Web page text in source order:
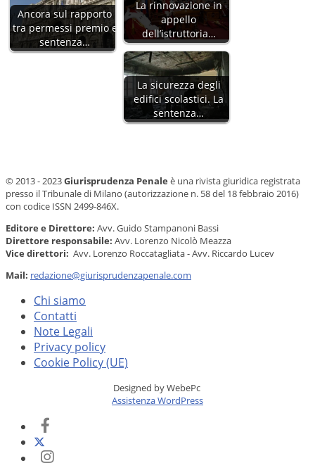
Ancora sul rapporto
tra permessi premio e
sentenza…
La rinnovazione in
appello
dell’istruttoria…
La sicurezza degli
edifici scolastici. La
sentenza…
© 2013 - 2023Giurisprudenza Penale è una rivista giuridica registrata
presso il Tribunale di Milano (autorizzazione n. 58 del 18 febbraio 2016)
con codice ISSN 2499-846X.
Editore e Direttore: Avv. Guido Stampanoni Bassi
Direttore responsabile: Avv. Lorenzo Nicolò Meazza
Vice direttori: Avv. Lorenzo Roccatagliata - Avv. Riccardo Lucev
Mail: redazione@giurisprudenzapenale.com
Chi siamo
Contatti
Note Legali
Privacy policy
Cookie Policy (UE)
Designed by WebePc
Assistenza WordPress